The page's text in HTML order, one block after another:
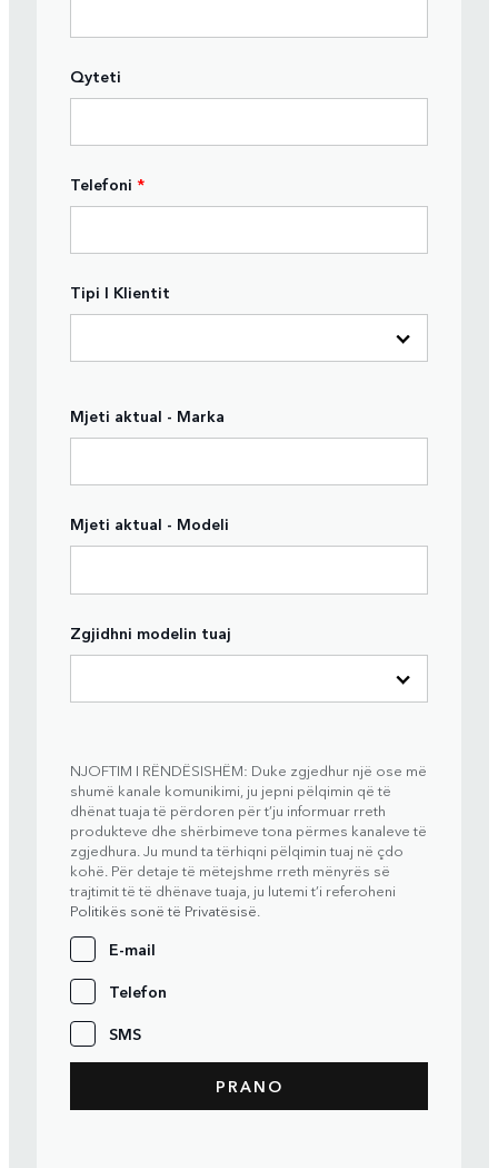
Qyteti
Telefoni *
Tipi I Klientit
Mjeti aktual - Marka
Mjeti aktual - Modeli
Zgjidhni modelin tuaj
NJOFTIM I RËNDËSISHËM: Duke zgjedhur një ose më
shumë kanale komunikimi, ju jepni pëlqimin që të
dhënat tuaja të përdoren për t’ju informuar rreth
produkteve dhe shërbimeve tona përmes kanaleve të
zgjedhura. Ju mund ta tërhiqni pëlqimin tuaj në çdo
kohë. Për detaje të mëtejshme rreth mënyrës së
trajtimit të të dhënave tuaja, ju lutemi t’i referoheni
Politikës sonë të Privatësisë
E-mail
Telefon
SMS